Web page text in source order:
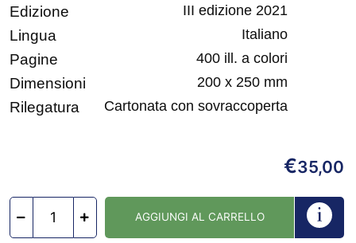
Edizione III edizione 2021
Lingua Italiano
Pagine 400 ill. a colori
Dimensioni 200 x 250 mm
Rilegatura Cartonata con sovraccoperta
€35,00
AGGIUNGI AL CARRELLO